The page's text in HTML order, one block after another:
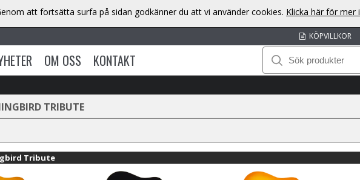
KÖPVILLKOR
OM OSS KONTAKT
TRIBUTE
Tribute
att fortsätta surfa på sidan godkänner du att vi använder cookies. Klicka här för mer